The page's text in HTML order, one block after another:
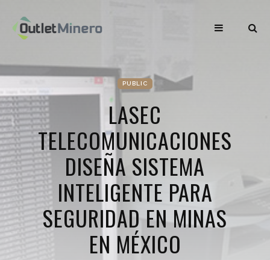
PUBLIC
LASEC
TELECOMUNICACIONES
DISEÑA SISTEMA
INTELIGENTE PARA
SEGURIDAD EN MINAS
EN MÉXICO